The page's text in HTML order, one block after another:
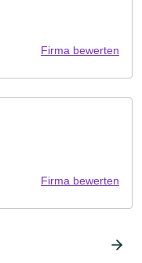
Firma bewerten
Firma bewerten